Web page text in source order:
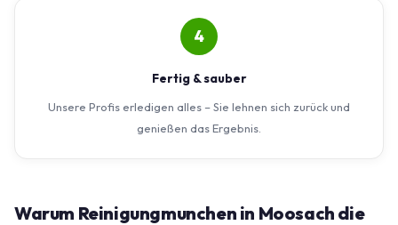
4
Fertig & sauber
Unsere Profis erledigen alles – Sie lehnen sich zurück und
genießen das Ergebnis.
Warum Reinigungmunchen in Moosach die